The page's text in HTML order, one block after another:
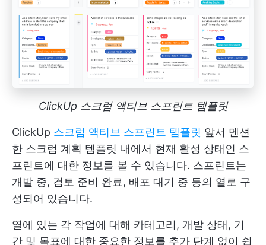
ClickUp 스크럼 액티브 스프린트 템플릿
ClickUp 스크럼 액티브 스프린트 템플릿 앞서 멘션
한 스크럼 계획 템플릿 내에서 현재 활성 상태인 스
프린트에 대한 정보를 볼 수 있습니다. 스프린트는
개발 중, 검토 준비 완료, 배포 대기 중 등의 열로 구
성되어 있습니다.
열에 있는 각 작업에 대해 카테고리, 개발 상태, 기
간 및 목표에 대한 중요한 정보를 추가 단계 없이 쉽